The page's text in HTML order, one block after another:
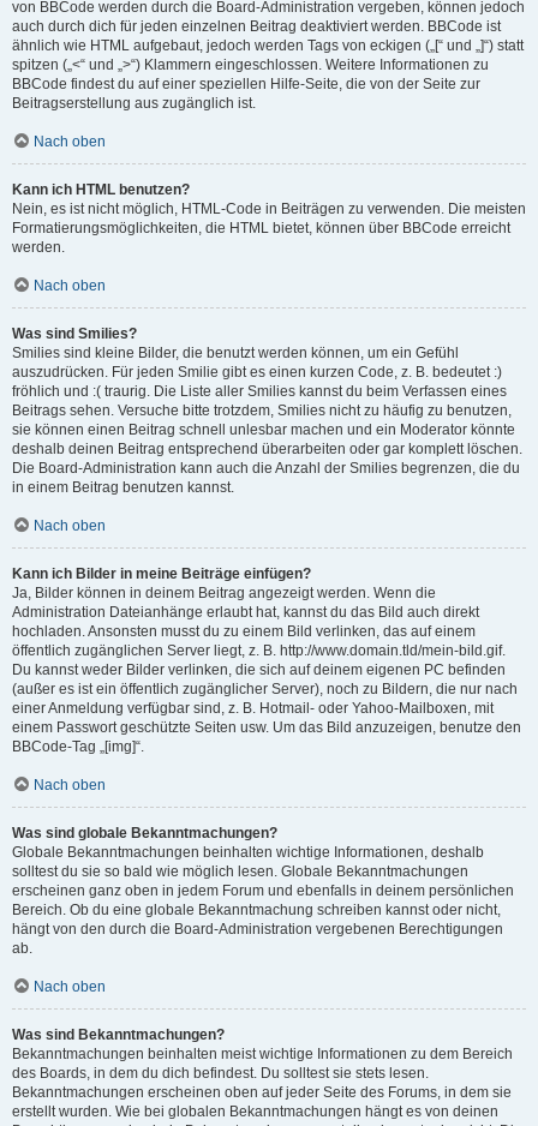
von BBCode werden durch die Board-Administration vergeben, können jedoch
auch durch dich für jeden einzelnen Beitrag deaktiviert werden. BBCode ist
ähnlich wie HTML aufgebaut, jedoch werden Tags von eckigen („[“ und „]“) statt
spitzen („<“ und „>“) Klammern eingeschlossen. Weitere Informationen zu
BBCode findest du auf einer speziellen Hilfe-Seite, die von der Seite zur
Beitragserstellung aus zugänglich ist.
Nach oben
Kann ich HTML benutzen?
Nein, es ist nicht möglich, HTML-Code in Beiträgen zu verwenden. Die meisten
Formatierungsmöglichkeiten, die HTML bietet, können über BBCode erreicht
werden.
Nach oben
Was sind Smilies?
Smilies sind kleine Bilder, die benutzt werden können, um ein Gefühl
auszudrücken. Für jeden Smilie gibt es einen kurzen Code, z. B. bedeutet :)
fröhlich und :( traurig. Die Liste aller Smilies kannst du beim Verfassen eines
Beitrags sehen. Versuche bitte trotzdem, Smilies nicht zu häufig zu benutzen,
sie können einen Beitrag schnell unlesbar machen und ein Moderator könnte
deshalb deinen Beitrag entsprechend überarbeiten oder gar komplett löschen.
Die Board-Administration kann auch die Anzahl der Smilies begrenzen, die du
in einem Beitrag benutzen kannst.
Nach oben
Kann ich Bilder in meine Beiträge einfügen?
Ja, Bilder können in deinem Beitrag angezeigt werden. Wenn die
Administration Dateianhänge erlaubt hat, kannst du das Bild auch direkt
hochladen. Ansonsten musst du zu einem Bild verlinken, das auf einem
öffentlich zugänglichen Server liegt, z. B. http://www.domain.tld/mein-bild.gif.
Du kannst weder Bilder verlinken, die sich auf deinem eigenen PC befinden
(außer es ist ein öffentlich zugänglicher Server), noch zu Bildern, die nur nach
einer Anmeldung verfügbar sind, z. B. Hotmail- oder Yahoo-Mailboxen, mit
einem Passwort geschützte Seiten usw. Um das Bild anzuzeigen, benutze den
BBCode-Tag „[img]“.
Nach oben
Was sind globale Bekanntmachungen?
Globale Bekanntmachungen beinhalten wichtige Informationen, deshalb
solltest du sie so bald wie möglich lesen. Globale Bekanntmachungen
erscheinen ganz oben in jedem Forum und ebenfalls in deinem persönlichen
Bereich. Ob du eine globale Bekanntmachung schreiben kannst oder nicht,
hängt von den durch die Board-Administration vergebenen Berechtigungen
ab.
Nach oben
Was sind Bekanntmachungen?
Bekanntmachungen beinhalten meist wichtige Informationen zu dem Bereich
des Boards, in dem du dich befindest. Du solltest sie stets lesen.
Bekanntmachungen erscheinen oben auf jeder Seite des Forums, in dem sie
erstellt wurden. Wie bei globalen Bekanntmachungen hängt es von deinen